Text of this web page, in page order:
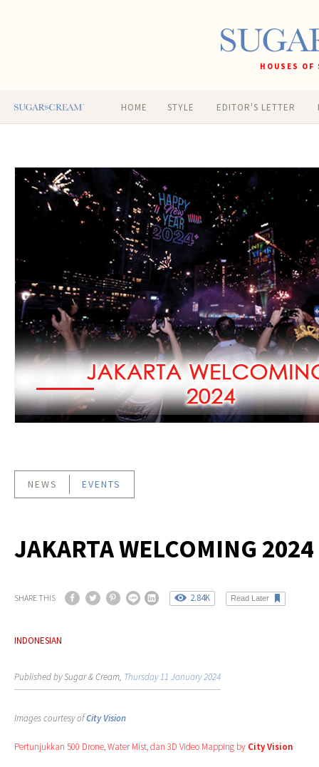
HOUSES
HOME STYLE EDITOR'S LETTER
NEWS EVENTS
JAKARTA WELCOMING 2024
SHARE THIS 2.84K Read Later
INDONESIAN
Published by Sugar & Cream, Thursday 11 January 2024
Images courtesy ofCity Vision
Pertunjukkan 500 Drone, Water Mist, dan 3D Video Mapping by City Vision